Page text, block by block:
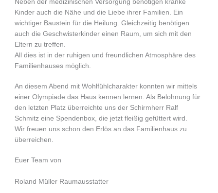
Neben der medizinischen Versorgung benötigen kranke
Kinder auch die Nähe und die Liebe ihrer Familien. Ein
wichtiger Baustein für die Heilung. Gleichzeitig benötigen
auch die Geschwisterkinder einen Raum, um sich mit den
Eltern zu treffen.
All dies ist in der ruhigen und freundlichen Atmosphäre des
Familienhauses möglich.
An diesem Abend mit Wohlfühlcharakter konnten wir mittels
einer Olympiade das Haus kennen lernen. Als Belohnung für
den letzten Platz überreichte uns der Schirmherr Ralf
Schmitz eine Spendenbox, die jetzt fleißig gefüttert wird.
Wir freuen uns schon den Erlös an das Familienhaus zu
überreichen.
Euer Team von
Roland Müller Raumausstatter